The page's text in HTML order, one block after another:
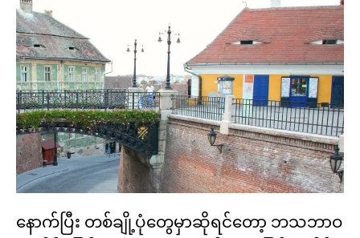
နောက်ပြီး တစ်ချို့ပုံတွေမှာဆိုရင်တော့ ဘသဘာဝ